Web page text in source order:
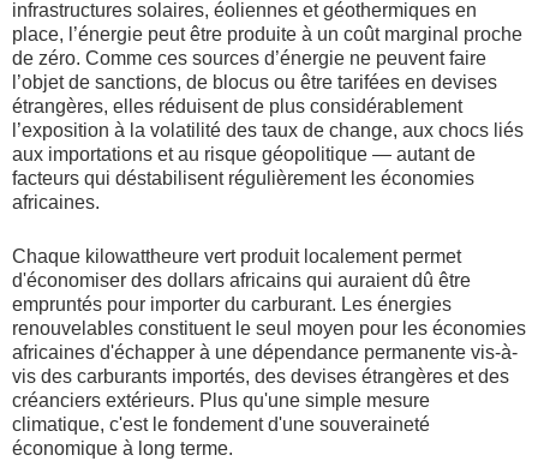
infrastructures solaires, éoliennes et géothermiques en
place, l’énergie peut être produite à un coût marginal proche
de zéro. Comme ces sources d’énergie ne peuvent faire
l’objet de sanctions, de blocus ou être tarifées en devises
étrangères, elles réduisent de plus considérablement
l’exposition à la volatilité des taux de change, aux chocs liés
aux importations et au risque géopolitique — autant de
facteurs qui déstabilisent régulièrement les économies
africaines.
Chaque kilowattheure vert produit localement permet
d'économiser des dollars africains qui auraient dû être
empruntés pour importer du carburant. Les énergies
renouvelables constituent le seul moyen pour les économies
africaines d'échapper à une dépendance permanente vis-à-
vis des carburants importés, des devises étrangères et des
créanciers extérieurs. Plus qu'une simple mesure
climatique, c'est le fondement d'une souveraineté
économique à long terme.